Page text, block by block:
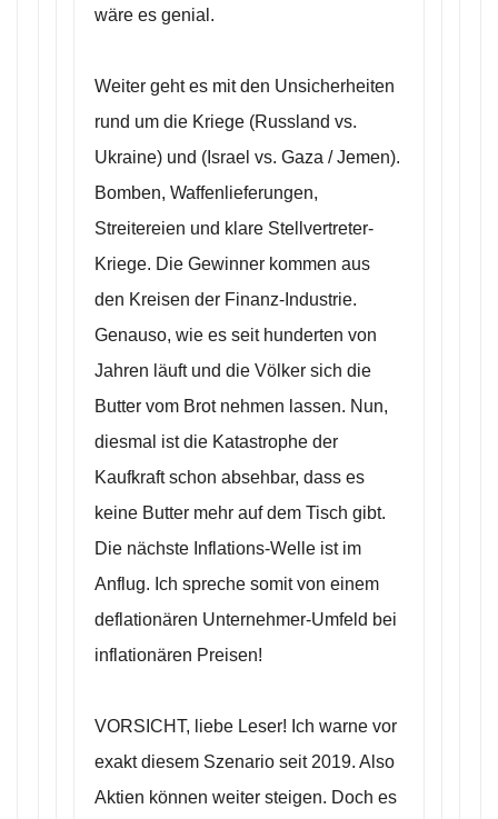
wäre es genial.
Weiter geht es mit den Unsicherheiten
rund um die Kriege (Russland vs.
Ukraine) und (Israel vs. Gaza / Jemen).
Bomben, Waffenlieferungen,
Streitereien und klare Stellvertreter-
Kriege. Die Gewinner kommen aus
den Kreisen der Finanz-Industrie.
Genauso, wie es seit hunderten von
Jahren läuft und die Völker sich die
Butter vom Brot nehmen lassen. Nun,
diesmal ist die Katastrophe der
Kaufkraft schon absehbar, dass es
keine Butter mehr auf dem Tisch gibt.
Die nächste Inflations-Welle ist im
Anflug. Ich spreche somit von einem
deflationären Unternehmer-Umfeld bei
inflationären Preisen!
VORSICHT, liebe Leser! Ich warne vor
exakt diesem Szenario seit 2019. Also
Aktien können weiter steigen. Doch es